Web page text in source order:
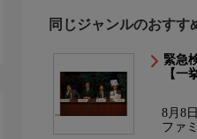
同じジャンルのおすす
緊急
【一
8月8
ファ